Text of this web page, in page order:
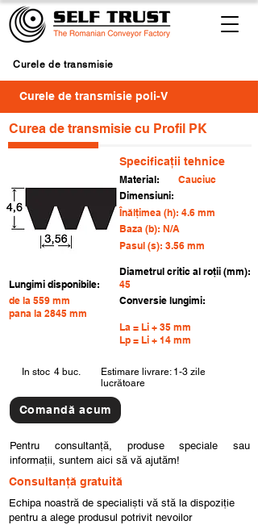
Curele de transmisie
Curele de transmisie poli-V
Curea de transmisie cu Profil PK
Specificații tehnice
Material:
Cauciuc
Dimensiuni:
Înălțimea (h): 4.6 mm
Baza (b): N/A
Pasul (s): 3.56 mm
Diametrul critic al roții (mm):
Lungimi disponibile:
de la 559 mm
pana la 2845 mm
45
Conversie lungimi:
La = Li + 35 mm
Lp = Li + 14 mm
In stoc 4 buc.
Estimare livrare: 1-3 zile
lucrătoare
Comandă acum
Pentru consultanță, produse speciale sau
informații, suntem aici să vă ajutăm!
Consultanță gratuită
Echipa noastră de specialiști vă stă la dispoziție
pentru a alege produsul potrivit nevoilor